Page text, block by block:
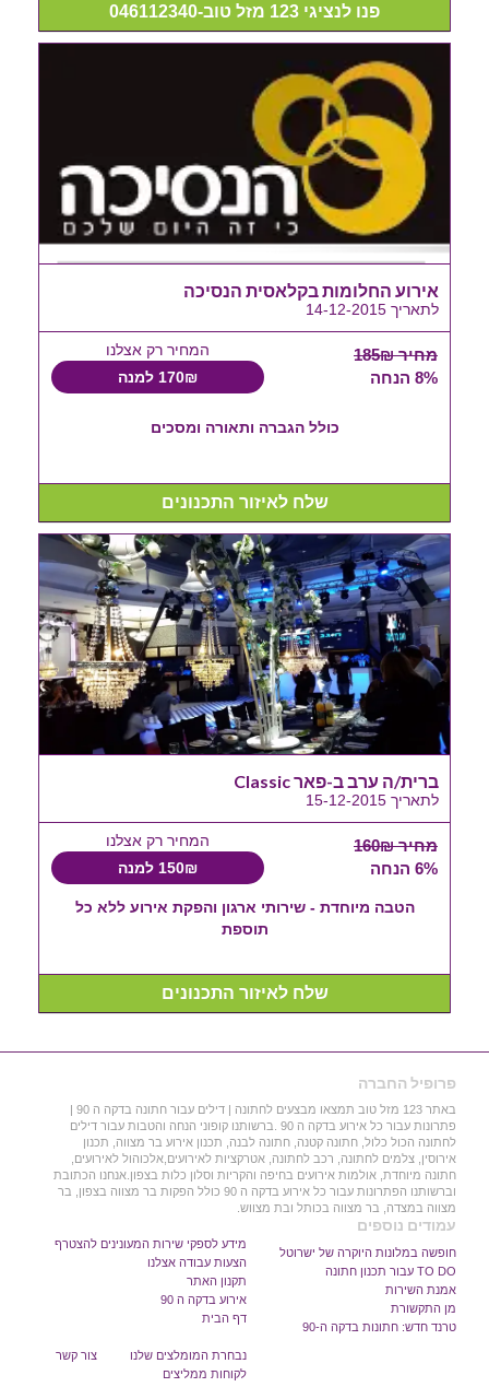
פנו לנציגי 123 מזל טוב-046112340
אירוע החלומות בקלאסית הנסיכה
לתאריך 14-12-2015
מחיר 185₪
8% הנחה
המחיר רק אצלנו
170₪ למנה
כולל הגברה ותאורה ומסכים
שלח לאיזור התכנונים
ברית/ה ערב ב-פאר Classic
לתאריך 15-12-2015
מחיר 160₪
6% הנחה
המחיר רק אצלנו
150₪ למנה
הטבה מיוחדת - שירותי ארגון והפקת אירוע ללא כל
תוספת
שלח לאיזור התכנונים
פרופיל החברה
באתר 123 מזל טוב תמצאו מבצעים לחתונה | דילים עבור חתונה בדקה ה 90 |
פתרונות עבור כל אירוע בדקה ה 90 .ברשותנו קופוני הנחה והטבות עבור דילים
לחתונה הכול כלול, חתונה קטנה, חתונה לבנה, תכנון אירוע בר מצווה, תכנון
אירוסין, צלמים לחתונה, רכב לחתונה, אטרקציות לאירועים,אלכוהול לאירועים,
חתונה מיוחדת, אולמות אירועים בחיפה והקריות וסלון כלות בצפון.אנחנו הכתובת
וברשותנו הפתרונות עבור כל אירוע בדקה ה 90 כולל הפקות בר מצווה בצפון, בר
מצווה במצדה, בר מצווה בכותל ובת מצווש.
עמודים נוספים
חופשה במלונות היוקרה של ישרוטל
TO DO עבור תכנון חתונה
אמנת השירות
מן התקשורת
טרנד חדש: חתונות בדקה ה-90
מידע לספקי שירות המעונינים להצטרף
הצעות עבודה אצלנו
תקנון האתר
אירוע בדקה ה 90
דף הבית
נבחרת המומלצים שלנו
לקוחות ממליצים
צור קשר